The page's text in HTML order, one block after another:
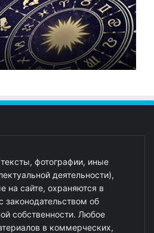
фотографии, иные
деятельности),
на сайте, охраняются в
законодательством об
собственности. Любое
в коммерческих,